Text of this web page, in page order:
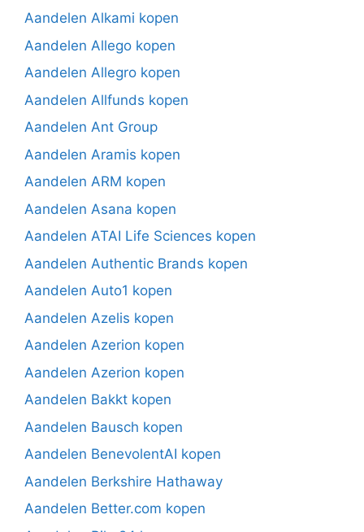
Aandelen Alkami kopen
Aandelen Allego kopen
Aandelen Allegro kopen
Aandelen Allfunds kopen
Aandelen Ant Group
Aandelen Aramis kopen
Aandelen ARM kopen
Aandelen Asana kopen
Aandelen ATAI Life Sciences kopen
Aandelen Authentic Brands kopen
Aandelen Auto1 kopen
Aandelen Azelis kopen
Aandelen Azerion kopen
Aandelen Azerion kopen
Aandelen Bakkt kopen
Aandelen Bausch kopen
Aandelen BenevolentAI kopen
Aandelen Berkshire Hathaway
Aandelen Better.com kopen